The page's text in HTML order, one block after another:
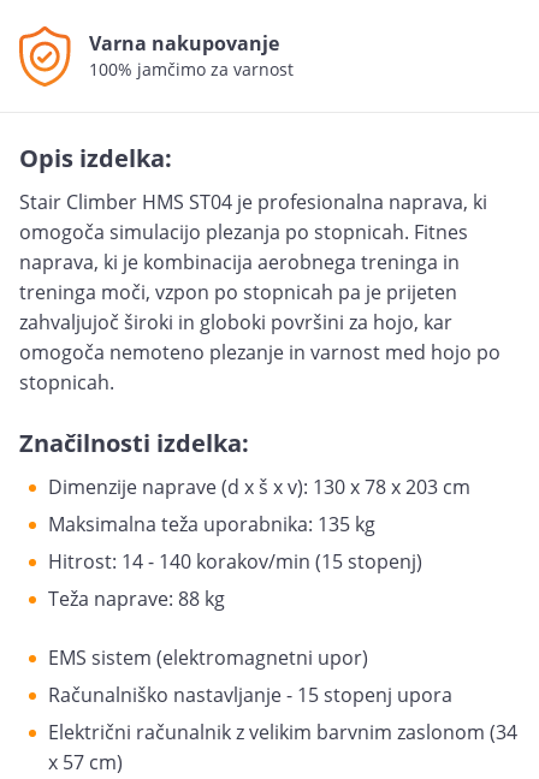
Varna nakupovanje
100% jamčimo za varnost
Opis izdelka:
Stair Climber HMS ST04 je profesionalna naprava, ki
omogoča simulacijo plezanja po stopnicah. Fitnes
naprava, ki je kombinacija aerobnega treninga in
treninga moči, vzpon po stopnicah pa je prijeten
zahvaljujoč široki in globoki površini za hojo, kar
omogoča nemoteno plezanje in varnost med hojo po
stopnicah.
Značilnosti izdelka:
Dimenzije naprave (d x š x v): 130 x 78 x 203 cm
Maksimalna teža uporabnika: 135 kg
Hitrost: 14 - 140 korakov/min (15 stopenj)
Teža naprave: 88 kg
EMS sistem (elektromagnetni upor)
Računalniško nastavljanje - 15 stopenj upora
Električni računalnik z velikim barvnim zaslonom (34
x 57 cm)